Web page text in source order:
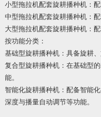
小型拖拉机配套旋耕播种机：
中型拖拉机配套旋耕播种机：配
大型拖拉机配套旋耕播种机：配
按功能分类：
基础型旋耕播种机：具备旋耕
复合型旋耕播种机：在基础型
能。
智能化旋耕播种机：配备智能
深度与播量自动调节等功能。